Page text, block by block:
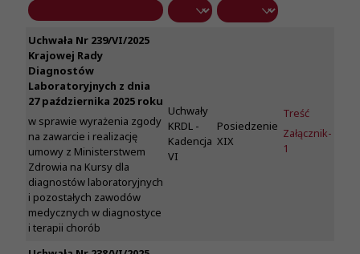
Uchwała Nr 239/VI/2025
Krajowej Rady
Diagnostów
Laboratoryjnych z dnia
27 października 2025 roku
w sprawie wyrażenia zgody
na zawarcie i realizację
umowy z Ministerstwem
Zdrowia na Kursy dla
diagnostów laboratoryjnych
i pozostałych zawodów
medycznych w diagnostyce
i terapii chorób
Uchwały
KRDL -
Kadencja
VI
Posiedzenie
XIX
Treść
Załącznik-
1